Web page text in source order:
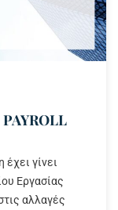
PAYROLL
γίνει
Εργασίας
αλλαγές